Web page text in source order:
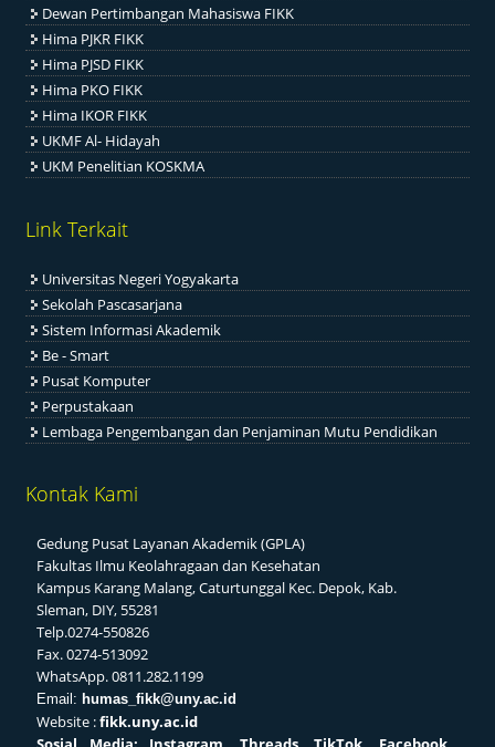
Dewan Pertimbangan Mahasiswa FIKK
Hima PJKR FIKK
Hima PJSD FIKK
Hima PKO FIKK
Hima IKOR FIKK
UKMF Al- Hidayah
UKM Penelitian KOSKMA
Link Terkait
Universitas Negeri Yogyakarta
Sekolah Pascasarjana
Sistem Informasi Akademik
Be - Smart
Pusat Komputer
Perpustakaan
Lembaga Pengembangan dan Penjaminan Mutu Pendidikan
Kontak Kami
Gedung Pusat Layanan Akademik (GPLA)
Fakultas Ilmu Keolahragaan dan Kesehatan
Kampus Karang Malang, Caturtunggal Kec. Depok, Kab.
Sleman, DIY, 55281
Telp.0274-550826
Fax. 0274-513092
WhatsApp. 0811.282.1199
Email: humas_fikk@uny.ac.id
Website :fikk.uny.ac.id